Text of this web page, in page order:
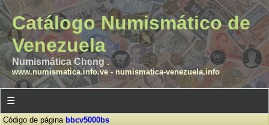
Catálogo Numismático de
Venezuela
Numismática Cheng .
www.numismatica.info.ve- numismatica-venezuela.info
☰
Código de página bbcv5000bs